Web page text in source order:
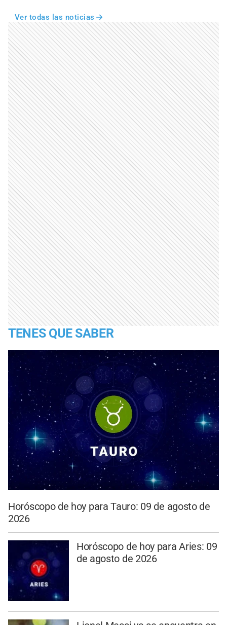
Ver todas las noticias
TENES QUE SABER
Horóscopo de hoy para Tauro: 09 de agosto de
2026
Horóscopo de hoy para Aries: 09
de agosto de 2026